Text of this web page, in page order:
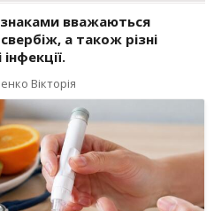
вважаються
а також різні
Вікторія